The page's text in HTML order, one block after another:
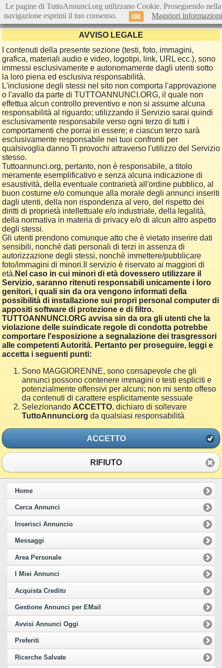
AVVISO LEGALE
I contenuti della presente sezione (testi, foto, immagini,
grafica, materiali audio e video, logotipi, link, URL ecc.), sono
immessi esclusivamente e autonomamente dagli utenti sotto
la loro piena ed esclusiva responsabilità.
L'inclusione degli stessi nel sito non comporta l'approvazione
o l'avallo da parte di TUTTOANNUNCI.ORG, il quale non
effettua alcun controllo preventivo e non si assume alcuna
responsabilità al riguardo; utilizzando il Servizio sarai quindi
esclusivamente responsabile verso ogni terzo di tutti i
comportamenti che porrai in essere; e ciascun terzo sarà
esclusivamente responsabile nei tuoi confronti per
qualsivoglia danno Ti provochi attraverso l'utilizzo del Servizio
stesso.
Tuttoannunci.org, pertanto, non è responsabile, a titolo
meramente esemplificativo e senza alcuna indicazione di
esaustività, della eventuale contrarietà all'ordine pubblico, al
buon costume e/o comunque alla morale degli annunci inseriti
dagli utenti, della non rispondenza al vero, del rispetto dei
diritti di proprietà intellettuale e/o industriale, della legalità,
della normativa in materia di privacy e/o di alcun altro aspetto
degli stessi.
Gli utenti prendono comunque atto che è vietato inserire dati
sensibili, nonchè dati personali di terzi in assenza di
autorizzazione degli stessi, nonchè immettere/pubblicare
foto/immagini di minori.Il servizio è riservato ai maggiori di
età. Nel caso in cui minori di età dovessero utilizzare il
Servizio, saranno ritenuti responsabili unicamente i loro
genitori, i quali sin da ora vengono informati della
possibilità di installazione sui propri personal computer di
appositi software di protezione e di filtro.
TUTTOANNUNCI.ORG avvisa sin da ora gli utenti che la
violazione delle suindicate regole di condotta potrebbe
comportare l'esposizione a segnalazione dei trasgressori
alle competenti Autorità. Pertanto per proseguire, leggi e
accetta i seguenti punti:
Sono MAGGIORENNE, sono consapevole che gli
annunci possono contenere immagini o testi espliciti e
potenzialmente offensivi per alcuni; non mi sento offeso
da contenuti di carattere esplicitamente sessuale
Selezionando ACCETTO, dichiaro di sollevare
TuttoAnnunci.org da qualsiasi responsabilità
ACCETTO
RIFIUTO
Home
Cerca Annunci
Inserisci Annuncio
Messaggi
Area Personale
I Miei Annunci
Acquista Credito
Gestione Annunci per EMail
Avvisi Annunci Oggi
Preferiti
Ricerche Salvate
Le pagine di TuttoAnnunci.org utilizzano Cookie. Proseguendo nella
navigazione esprimi il tuo consenso.
OK Maggiori informazioni